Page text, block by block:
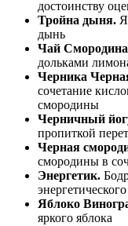
достоинству
Тройна дыня.
дынь
Чай
дольками
Черника
сочетание
смородины
Черничный
пропиткой
Черная
смородины в
Энергетик.
Яблоко
яркого яблока